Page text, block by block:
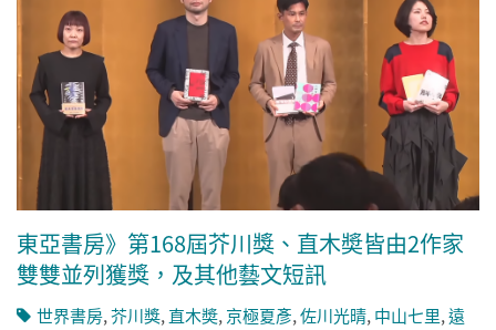
東亞書房》第168屆芥川獎、直木奬皆由2作家
雙雙並列獲獎，及其他藝文短訊
世界書房,芥川獎, 直木奬, 京極夏彥,佐川光晴, 中山七里,遠